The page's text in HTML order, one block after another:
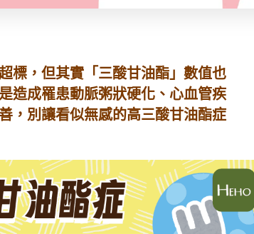
標，但其實「三酸甘油酯」數值也
造成罹患動脈粥狀硬化、心血管疾
，別讓看似無感的高三酸甘油酯症